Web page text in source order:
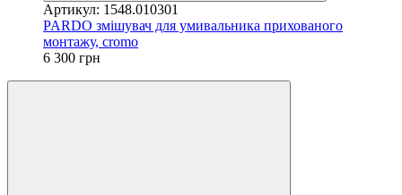
Артикул: 1548.010301
PARDO змішувач для умивальника прихованого
монтажу, cromo
6 300 грн